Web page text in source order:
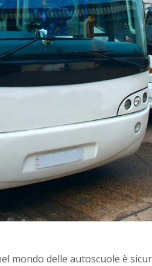
mondo delle autoscuole è